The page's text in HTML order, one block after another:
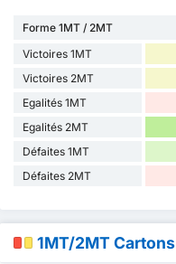
Forme 1MT / 2MT
Victoires 1MT
Victoires 2MT
Egalités 1MT
Egalités 2MT
Défaites 1MT
Défaites 2MT
1MT/2MT Cartons